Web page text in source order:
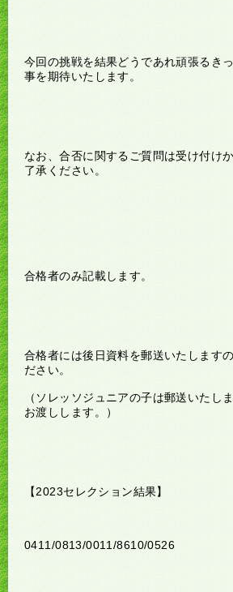
今回の挑戦を結果どうであれ頑張るき
事を期待いたします。
なお、合否に関するご質問は受け付け
了承ください。
合格者のみ記載します。
合格者には後日資料を郵送いたします
ださい。
（ソレッソジュニアの子は郵送いたし
お渡しします。）
【2023セレクション結果】
0411/0813/0011/8610/0526